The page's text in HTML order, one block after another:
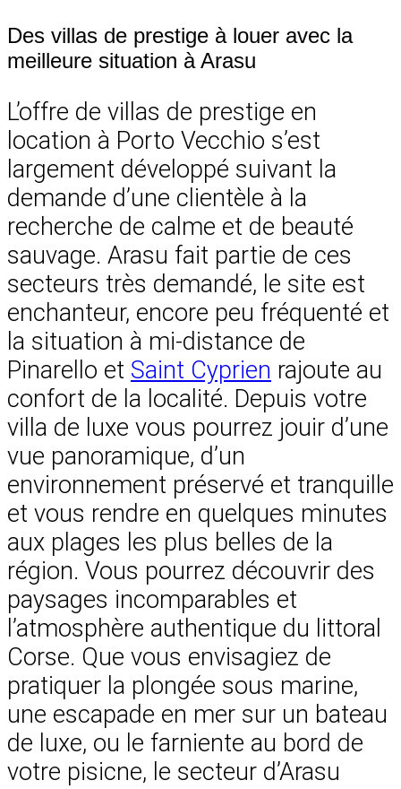
Des villas de prestige à louer avec la
meilleure situation à Arasu
L’offre de villas de prestige en
location à Porto Vecchio s’est
largement développé suivant la
demande d’une clientèle à la
recherche de calme et de beauté
sauvage. Arasu fait partie de ces
secteurs très demandé, le site est
enchanteur, encore peu fréquenté et
la situation à mi-distance de
Pinarello et Saint Cyprien rajoute au
confort de la localité. Depuis votre
villa de luxe vous pourrez jouir d’une
vue panoramique, d’un
environnement préservé et tranquille
et vous rendre en quelques minutes
aux plages les plus belles de la
région. Vous pourrez découvrir des
paysages incomparables et
l’atmosphère authentique du littoral
Corse. Que vous envisagiez de
pratiquer la plongée sous marine,
une escapade en mer sur un bateau
de luxe, ou le farniente au bord de
votre pisicne, le secteur d’Arasu